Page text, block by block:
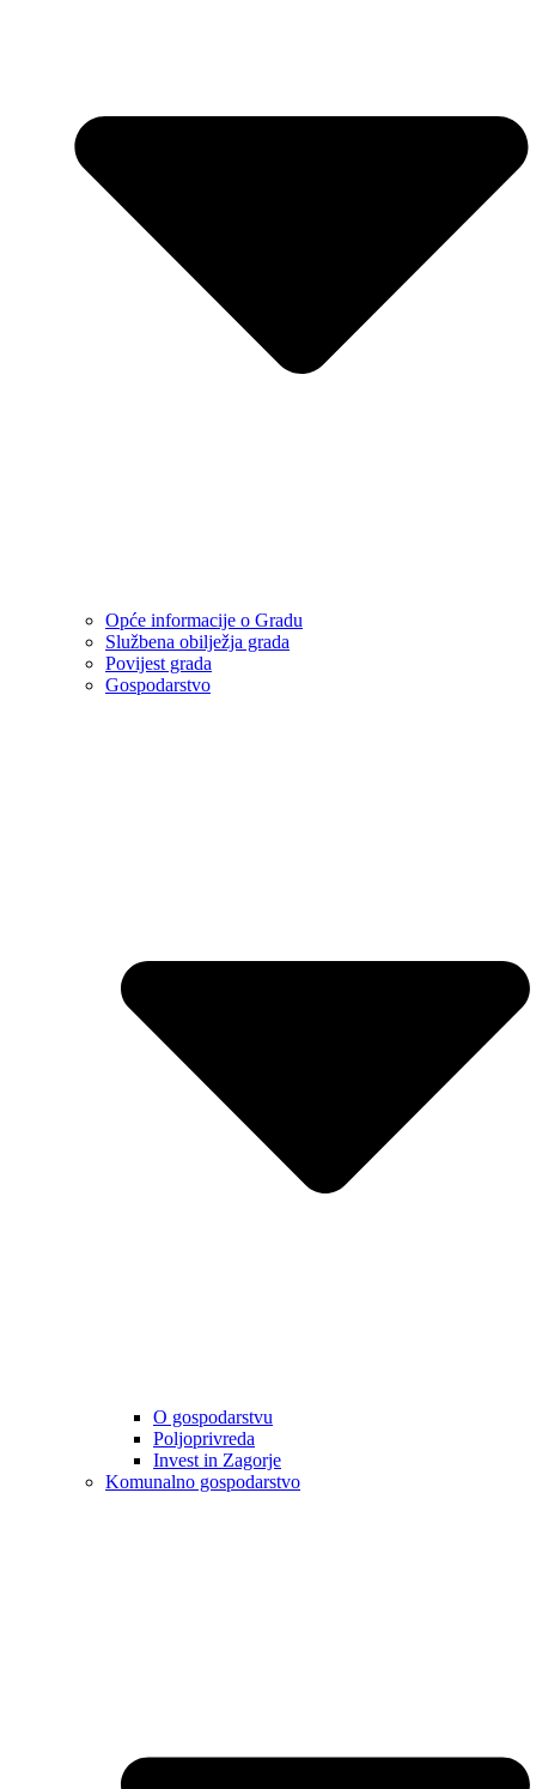
Opće informacije o Gradu
Službena obilježja grada
Povijest grada
Gospodarstvo
O gospodarstvu
Poljoprivreda
Invest in Zagorje
Komunalno gospodarstvo